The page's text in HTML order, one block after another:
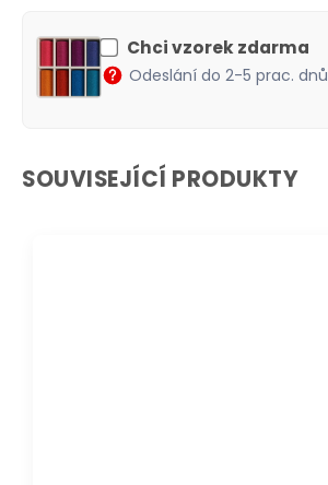
Chci vzorek zdarma
Odeslání do 2-5 prac. dnů
SOUVISEJÍCÍ PRODUKTY